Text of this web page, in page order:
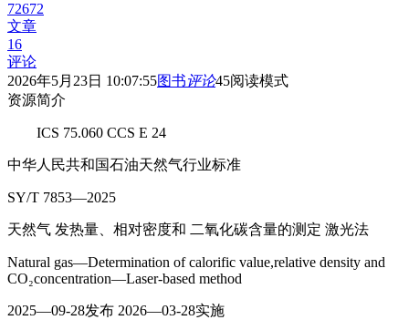
72672
文章
16
评论
2026年5月23日 10:07:55图书评论45阅读模式
资源简介
ICS 75.060 CCS E 24
中华人民共和国石油天然气行业标准
SY/T 7853—2025
天然气 发热量、相对密度和 二氧化碳含量的测定 激光法
Natural gas—Determination of calorific value,relative density and
CO₂concentration—Laser-based method
2025—09-28发布 2026—03-28实施